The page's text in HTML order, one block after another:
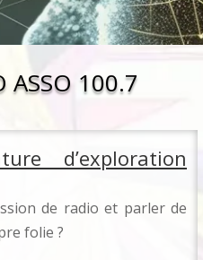
ASSO 100.7
d’exploration
de radio et parler de
folie ?